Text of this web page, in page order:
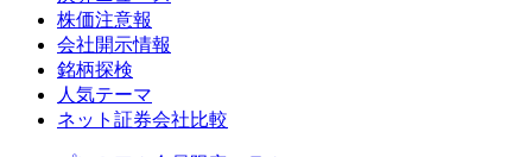
株価注意報
会社開示情報
銘柄探検
人気テーマ
ネット証券会社比較